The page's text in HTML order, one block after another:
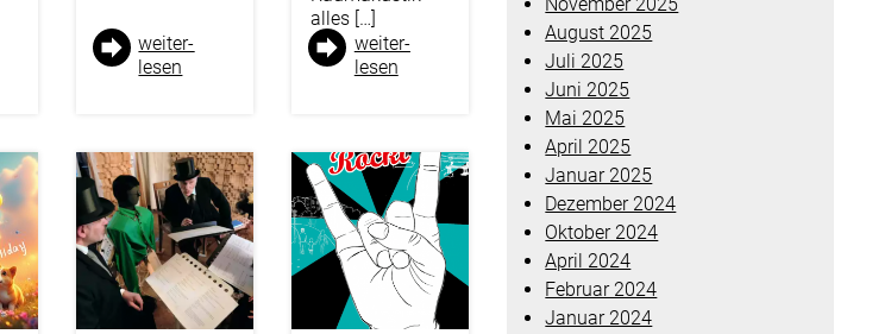
weiter­
lesen
alles […]
weiter­
lesen
August 2025
Juli 2025
Juni 2025
Mai 2025
April 2025
Januar 2025
Dezember 2024
Oktober 2024
April 2024
Februar 2024
Januar 2024